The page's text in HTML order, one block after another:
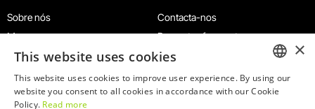
Sobre nós
Museus
Agenda
Notícias
Restaurantes
Contacta-nos
Perguntas frequentes
Termos e Condições
Política de privacidade e cookies
Trabalha connosco
ENGLISH
×
This website uses cookies
This website uses cookies to improve user experience. By using our
website you consent to all cookies in accordance with our Cookie
Policy. Read more